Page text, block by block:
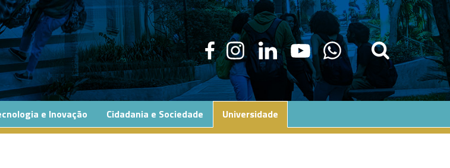
e Inovação Cidadania e Sociedade Universidade